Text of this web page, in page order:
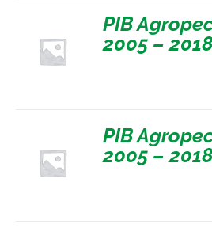
PIB
2005 –
PIB
2005 –